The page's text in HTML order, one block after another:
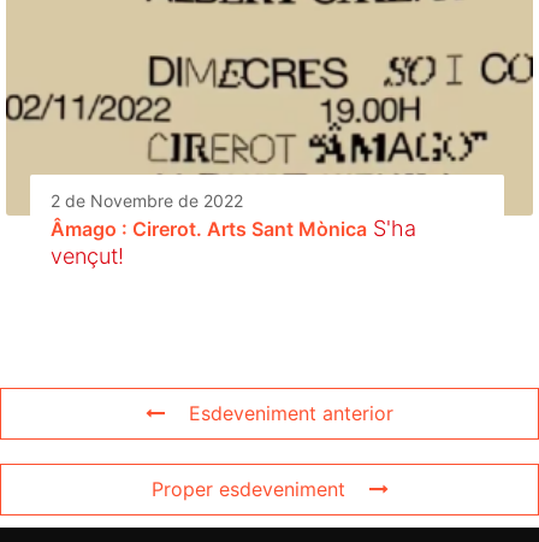
2 de Novembre de 2022
Âmago : Cirerot. Arts Sant Mònica S'ha
vençut!
Esdeveniment anterior
Proper esdeveniment